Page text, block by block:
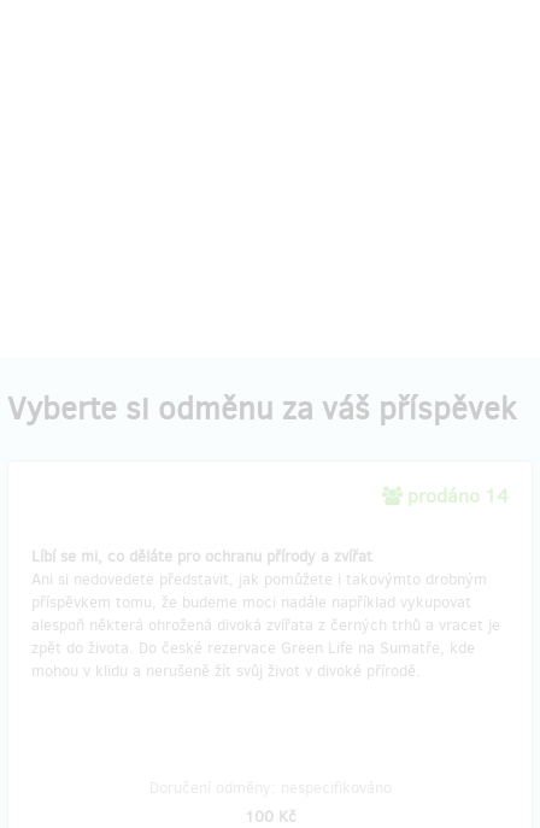
Vyberte si odměnu za váš příspěvek
prodáno 14
Líbí se mi, co děláte pro ochranu přírody a zvířat
Ani si nedovedete představit, jak pomůžete i takovýmto drobným
příspěvkem tomu, že budeme moci nadále například vykupovat
alespoň některá ohrožená divoká zvířata z černých trhů a vracet je
zpět do života. Do české rezervace Green Life na Sumatře, kde
mohou v klidu a nerušeně žít svůj život v divoké přírodě.
100 Kč